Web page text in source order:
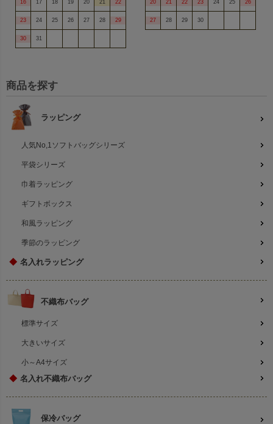
16 17 18 19 20 21 22
23 24 25 26 27 28 29
30 31
20 21 22 23 24 25 26
27 28 29 30
商品を探す
ラッピング
人気No,1ソフトバッグシリーズ
平袋シリーズ
巾着ラッピング
ギフトボックス
和風ラッピング
季節のラッピング
◆ 名入れラッピング
不織布バッグ
標準サイズ
大きいサイズ
小～A4サイズ
◆ 名入れ不織布バッグ
保冷バッグ